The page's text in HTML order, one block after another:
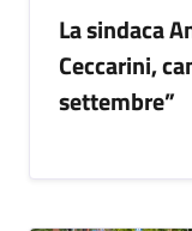
La sindaca
Ceccarini,
settembre”